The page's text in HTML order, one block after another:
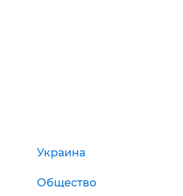
Украина
Общество